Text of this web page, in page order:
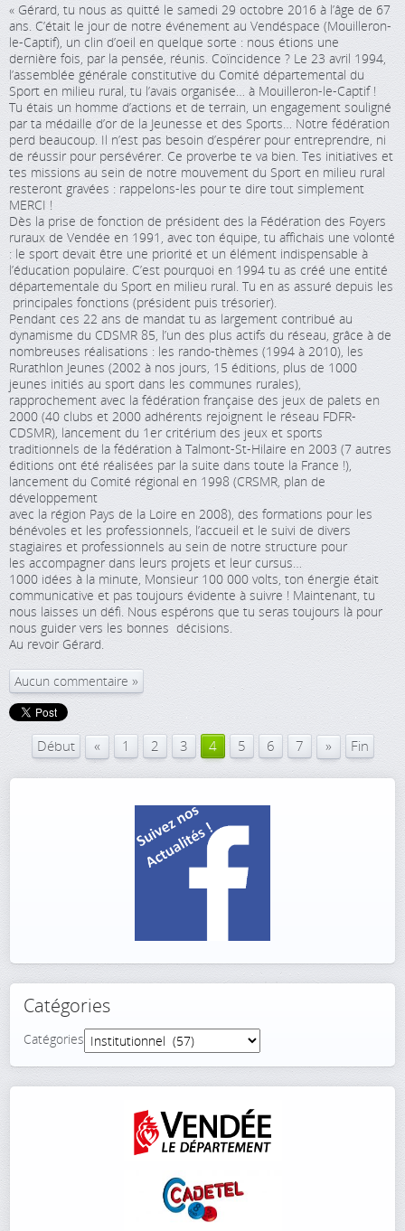
« Gérard, tu nous as quitté le samedi 29 octobre 2016 à l’âge de 67
ans. C’était le jour de notre événement au Vendéspace (Mouilleron-
le-Captif), un clin d’oeil en quelque sorte : nous étions une
dernière fois, par la pensée, réunis. Coïncidence ? Le 23 avril 1994,
l’assemblée générale constitutive du Comité départemental du
Sport en milieu rural, tu l’avais organisée… à Mouilleron-le-Captif !
Tu étais un homme d’actions et de terrain, un engagement souligné
par ta médaille d’or de la Jeunesse et des Sports… Notre fédération
perd beaucoup. Il n’est pas besoin d’espérer pour entreprendre, ni
de réussir pour persévérer. Ce proverbe te va bien. Tes initiatives et
tes missions au sein de notre mouvement du Sport en milieu rural
resteront gravées : rappelons-les pour te dire tout simplement
MERCI !
Dès la prise de fonction de président des la Fédération des Foyers
ruraux de Vendée en 1991, avec ton équipe, tu affichais une volonté
: le sport devait être une priorité et un élément indispensable à
l’éducation populaire. C’est pourquoi en 1994 tu as créé une entité
départementale du Sport en milieu rural. Tu en as assuré depuis les
principales fonctions (président puis trésorier).
Pendant ces 22 ans de mandat tu as largement contribué au
dynamisme du CDSMR 85, l’un des plus actifs du réseau, grâce à de
nombreuses réalisations : les rando-thèmes (1994 à 2010), les
Rurathlon Jeunes (2002 à nos jours, 15 éditions, plus de 1000
jeunes initiés au sport dans les communes rurales),
rapprochement avec la fédération française des jeux de palets en
2000 (40 clubs et 2000 adhérents rejoignent le réseau FDFR-
CDSMR), lancement du 1er critérium des jeux et sports
traditionnels de la fédération à Talmont-St-Hilaire en 2003 (7 autres
éditions ont été réalisées par la suite dans toute la France !),
lancement du Comité régional en 1998 (CRSMR, plan de
développement
avec la région Pays de la Loire en 2008), des formations pour les
bénévoles et les professionnels, l’accueil et le suivi de divers
stagiaires et professionnels au sein de notre structure pour
les accompagner dans leurs projets et leur cursus…
1000 idées à la minute, Monsieur 100 000 volts, ton énergie était
communicative et pas toujours évidente à suivre ! Maintenant, tu
nous laisses un défi. Nous espérons que tu seras toujours là pour
nous guider vers les bonnes décisions.
Au revoir Gérard.
Aucun commentaire
Début « 1 2 3 4 5 6 7 » Fin
Catégories
Catégories